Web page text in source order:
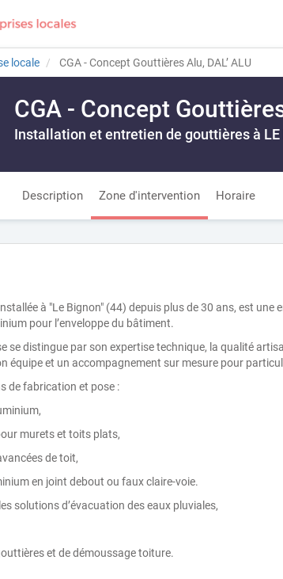
locale CGA - Concept Gouttières Alu, DAL’ ALU
CGA - Concept
Installation et entretien de gouttières à LE
Description Zone d'intervention Horaire
à "Le Bignon" (44) depuis plus de 30 ans, est une
pour l’enveloppe du bâtiment.
se distingue par son expertise technique, la qualité
équipe et un accompagnement sur mesure pour
de fabrication et pose :
murets et toits plats,
de toit,
en joint debout ou faux claire-voie.
solutions d’évacuation des eaux pluviales,
et de démoussage toiture.